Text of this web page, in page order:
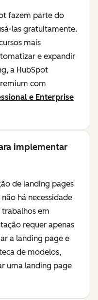
fazem parte do
las gratuitamente.
mais
e expandir
a HubSpot
com
e Enterprise
implementar
de landing pages
há necessidade
em
requer apenas
a landing page e
de modelos,
uma landing page